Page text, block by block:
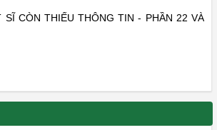
SĨ CÒN THIẾU THÔNG TIN - PHẦN 22 VÀ